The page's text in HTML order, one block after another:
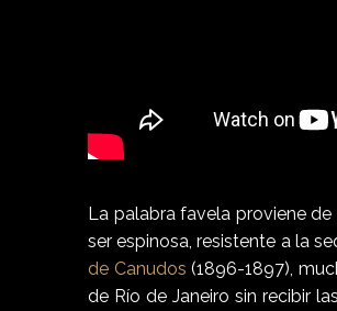
La palabra favela proviene
ser espinosa, resistente a la
de Canudos (1896-1897),
de Río de Janeiro sin recibir